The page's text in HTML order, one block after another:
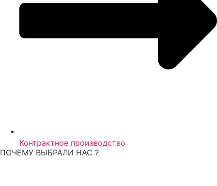
Контрактное производство
ПОЧЕМУ ВЫБРАЛИ НАС ?